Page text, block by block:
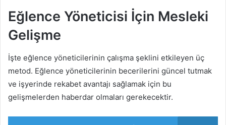
Eğlence Yöneticisi İçin Mesleki
Gelişme
İşte eğlence yöneticilerinin çalışma şeklini etkileyen üç
metod. Eğlence yöneticilerinin becerilerini güncel tutmak
ve işyerinde rekabet avantajı sağlamak için bu
gelişmelerden haberdar olmaları gerekecektir.